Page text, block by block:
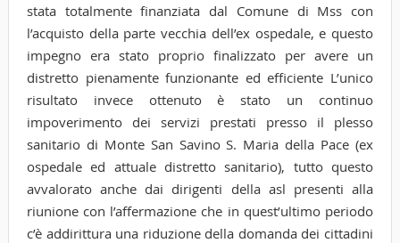
stata totalmente finanziata dal Comune di Mss con
l’acquisto della parte vecchia dell’ex ospedale, e questo
impegno era stato proprio finalizzato per avere un
distretto pienamente funzionante ed efficiente L’unico
risultato invece ottenuto è stato un continuo
impoverimento dei servizi prestati presso il plesso
sanitario di Monte San Savino S. Maria della Pace (ex
ospedale ed attuale distretto sanitario), tutto questo
avvalorato anche dai dirigenti della asl presenti alla
riunione con l’affermazione che in quest’ultimo periodo
c’è addirittura una riduzione della domanda dei cittadini